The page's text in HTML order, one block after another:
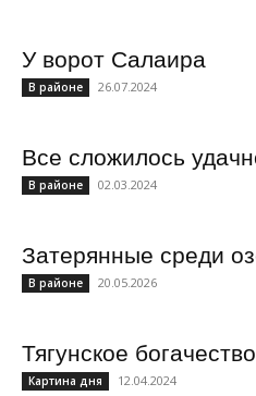
У ворот Салаира
В районе 26.07.2024
Все сложилось
В районе 02.03.2024
Затерянные среди
В районе 20.05.2026
Тягунское богачество
Картина дня 12.04.2024